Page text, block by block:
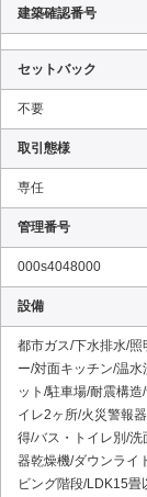
建築確認番号
セットバック
不要
取引態様
専任
管理番号
000s4048000
設備
都市ガス/下水排水/
ー/対面キッチン/温
ット/駐車場/耐震構
イレ2ヶ所/火災警報
得/バス・トイレ別/
器乾燥機/ダウンライ
ビング階段/LDK15畳